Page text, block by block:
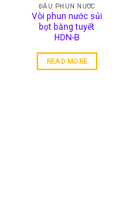
ĐẦU PHUN NƯỚC
Vòi phun nước sủi
bọt băng tuyết
HDN-B
READ MORE